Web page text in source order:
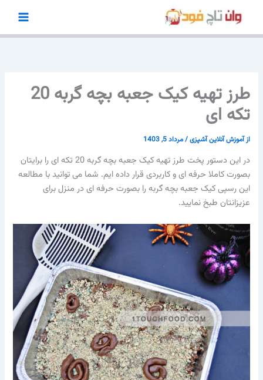
محتوا
طرز تهیه کیک جعبه بچه گربه 20
تکه ای
ازآموزش آنلاین آشپزی/مرداد 5, 1403
در این دستور پخت طرز تهیه کیک جعبه بچه گربه 20 تکه ای را برایتان
بصورت کاملا حرفه ای و کاربردی قرار داده ایم. شما می توانید با مطالعه
این رسپی کیک جعبه بچه گربه را بصورت حرفه ای در منزل برای
عزیزانتان طبخ نمایید.